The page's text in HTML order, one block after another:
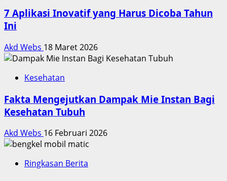
7 Aplikasi Inovatif yang Harus Dicoba Tahun
Ini
Akd Webs 18 Maret 2026
Kesehatan
Fakta Mengejutkan Dampak Mie Instan Bagi
Kesehatan Tubuh
Akd Webs 16 Februari 2026
Ringkasan Berita